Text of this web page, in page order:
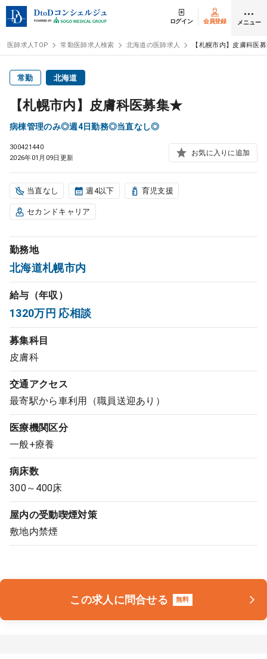
ログイン 会員登録 メニュー
医師求人
常勤検索
非常勤検索 アルバイト
スポット検索 アルバイト
DtoDの転職・
コンサルタント
成功事例
転職ノウハウ
受付時間 9:00 ～ 18:00
0120-337-613
DtoDとは
お問合せ
採用をお考えの医療機関の方
医師求人TOP 常勤医師求人検索 北海道の医師求人 【札幌市内】皮膚科医
常勤 北海道
【札幌市内】皮膚科医募集★
病棟管理のみ◎週4日勤務◎当直なし◎
300421440
2026年01月09日更新
お気に入りに追加
当直なし 週4以下 育児支援
セカンドキャリア
勤務地
北海道札幌市内
給与（年収）
1320万円 応相談
募集科目
皮膚科
交通アクセス
最寄駅から車利用（職員送迎あり）
医療機関区分
一般+療養
病床数
300～400床
屋内の受動喫煙対策
敷地内禁煙
この求人に問合せる 無料